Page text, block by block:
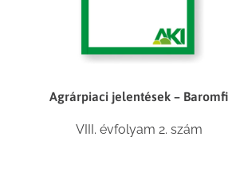
Agrárpiaci jelentések – Baromfi
VIII. évfolyam 2. szám